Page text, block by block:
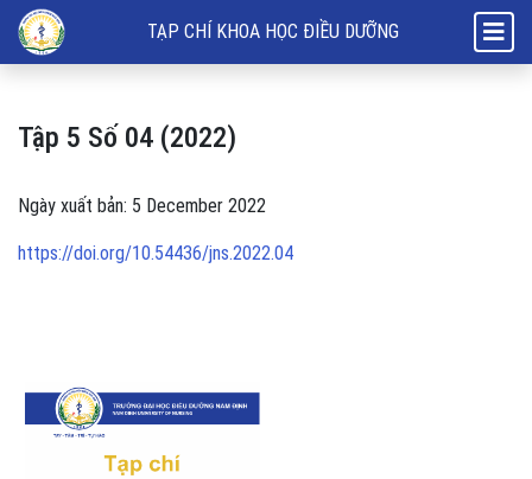
Tập 5 Số 04 (2022)
TẠP CHÍ KHOA HỌC ĐIỀU DƯỠNG
Tập 5 Số 04 (2022)
Ngày xuất bản: 5 December 2022
https://doi.org/10.54436/jns.2022.04